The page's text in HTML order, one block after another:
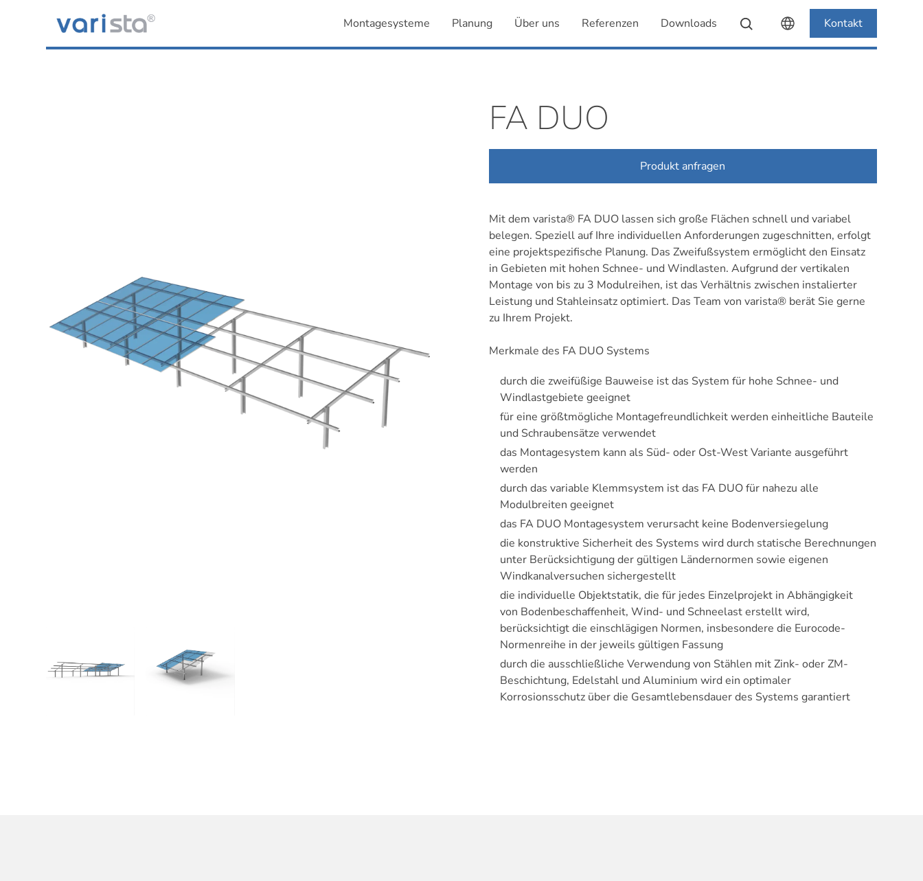
Montagesysteme Planung Über uns Referenzen Downloads Kontakt
FA DUO
Produkt anfragen
Mit dem varista® FA DUO lassen sich große Flächen schnell und variabel
belegen. Speziell auf Ihre individuellen Anforderungen zugeschnitten, erfolgt
eine projektspezifische Planung. Das Zweifußsystem ermöglicht den Einsatz
in Gebieten mit hohen Schnee- und Windlasten. Aufgrund der vertikalen
Montage von bis zu 3 Modulreihen, ist das Verhältnis zwischen instalierter
Leistung und Stahleinsatz optimiert. Das Team von varista® berät Sie gerne
zu Ihrem Projekt.
Merkmale des FA DUO Systems
durch die zweifüßige Bauweise ist das System für hohe Schnee- und
Windlastgebiete geeignet
für eine größtmögliche Montagefreundlichkeit werden einheitliche Bauteile
und Schraubensätze verwendet
das Montagesystem kann als Süd- oder Ost-West Variante ausgeführt
werden
durch das variable Klemmsystem ist das FA DUO für nahezu alle
Modulbreiten geeignet
das FA DUO Montagesystem verursacht keine Bodenversiegelung
die konstruktive Sicherheit des Systems wird durch statische Berechnungen
unter Berücksichtigung der gültigen Ländernormen sowie eigenen
Windkanalversuchen sichergestellt
die individuelle Objektstatik, die für jedes Einzelprojekt in Abhängigkeit
von ­Bodenbeschaffenheit, Wind- und Schneelast erstellt wird,
berücksichtigt die einschlägigen Normen,­ insbesondere die Eurocode-
Normenreihe in der jeweils ­gültigen Fassung
durch die ausschließliche Verwendung von Stählen mit Zink- oder ZM-
Beschichtung, Edelstahl und Aluminium wird ein optimaler
Korrosionsschutz über die Gesamtlebensdauer des Systems garantiert